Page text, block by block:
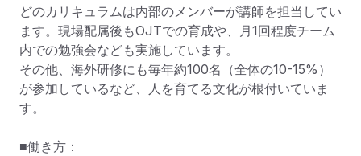
どのカリキュラムは内部のメンバーが講師を担当してい
ます。現場配属後もOJTでの育成や、月1回程度チーム
内での勉強会なども実施しています。
その他、海外研修にも毎年約100名（全体の10-15%）
が参加しているなど、人を育てる文化が根付いていま
す。
■働き方：